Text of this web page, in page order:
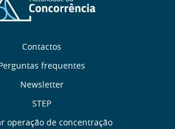
Contactos
frequentes
Newsletter
STEP
operação de concentração